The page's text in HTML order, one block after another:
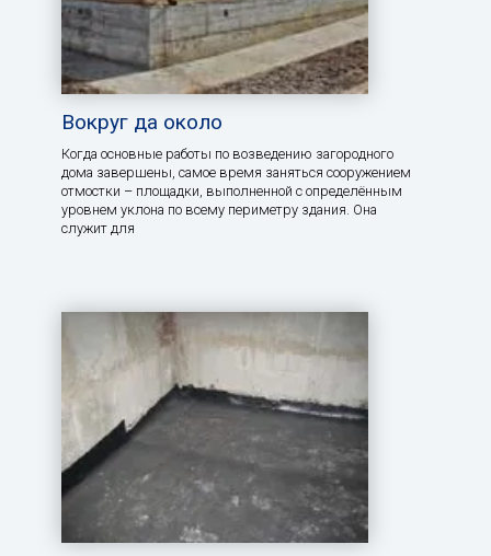
Вокруг да около
Когда основные работы по возведению загородного
дома завершены, самое время заняться сооружением
отмостки – площадки, выполненной с определённым
уровнем уклона по всему периметру здания. Она
служит для